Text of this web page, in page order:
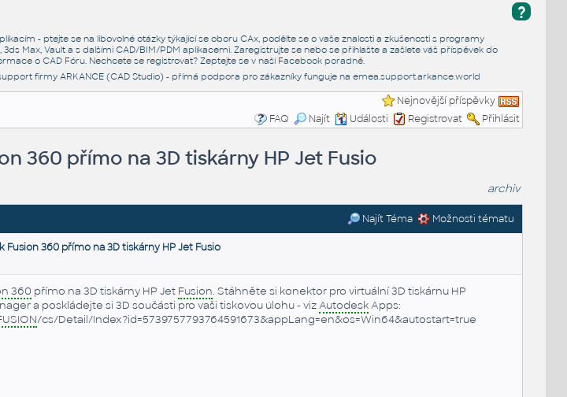
?
- ptejte se na libovolné otázky týkající se oboru CAx, podělte se o vaše znalosti a zkušenosti s programy
3ds Max, Vault a s dalšími CAD/BIM/PDM aplikacemi. Zaregistrujte se nebo se přihlašte a zašlete váš příspěvek do
o CAD Fóru. Nechcete se registrovat? Zeptejte se v naší Facebook poradně.
firmy ARKANCE (CAD Studio) - přímá podpora pro zákazníky funguje na emea.support.arkance.world
Nejnovější příspěvky
FAQ
Najít Události Registrovat Přihlásit
360 přímo na 3D tiskárny HP Jet Fusio
archiv
Najít Téma Možnosti tématu
Fusion 360 přímo na 3D tiskárny HP Jet Fusio
360 přímo na 3D tiskárny HP Jet Fusion. Stáhněte si konektor pro virtuální 3D tiskárnu HP
a poskládejte si 3D součásti pro vaši tiskovou úlohu - vizAutodeskApps:
/cs/Detail/Index?id=5739757793764591673&appLang=en&os=Win64&autostart=true